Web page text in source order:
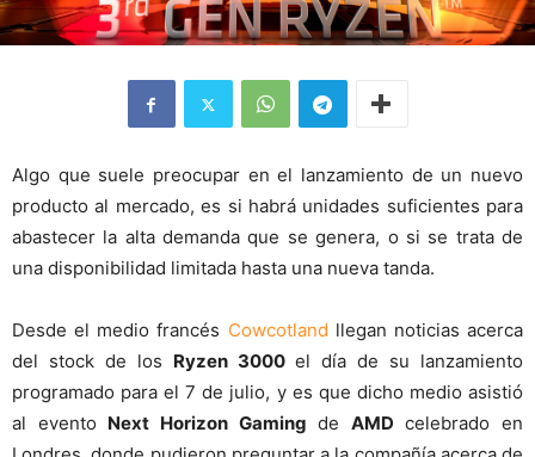
Algo que suele preocupar en el lanzamiento de un nuevo
producto al mercado, es si habrá unidades suficientes para
abastecer la alta demanda que se genera, o si se trata de
una disponibilidad limitada hasta una nueva tanda.
Desde el medio francés Cowcotland llegan noticias acerca
del stock de los Ryzen 3000el día de su lanzamiento
programado para el 7 de julio, y es que dicho medio asistió
al evento Next Horizon Gaming de AMD celebrado en